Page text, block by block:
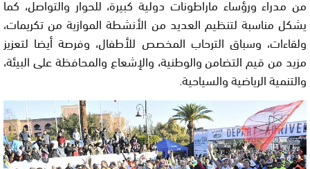
من مدراء ورؤساء ماراطونات دولية كبيرة، للحوار والتواصل، كما
يشكل مناسبة لتنظيم العديد من الأنشطة الموازية من تكريمات،
ولقاءات، وسباق الترحاب المخصص للأطفال، وفرصة أيضا لتعزيز
مزيد من قيم التضامن والوطنية، والإشعاع والمحافظة على البيئة،
والتنمية الرياضية والسياحية.